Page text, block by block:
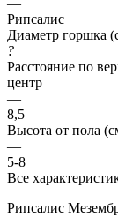
Рипсалис
Диаметр горшка
?
Расстояние по
центр
—
8,5
Высота от пола
—
5-8
Все
Рипсалис